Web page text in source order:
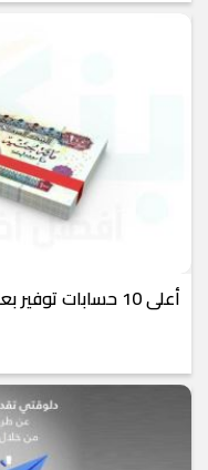
أعلى 10 حسابات توفير بعائد شهري قبل اجتماع البنك المركزي